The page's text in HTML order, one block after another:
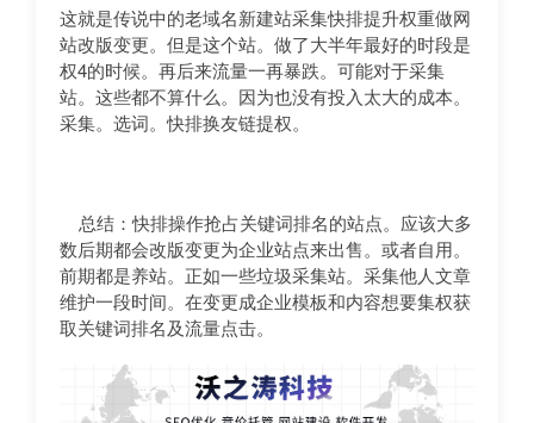
这就是传说中的老域名新建站采集快排提升权重做网
站改版变更。但是这个站。做了大半年最好的时段是
权4的时候。再后来流量一再暴跌。可能对于采集
站。这些都不算什么。因为也没有投入太大的成本。
采集。选词。快排换友链提权。
总结：快排操作抢占关键词排名的站点。应该大多
数后期都会改版变更为企业站点来出售。或者自用。
前期都是养站。正如一些垃圾采集站。采集他人文章
维护一段时间。在变更成企业模板和内容想要集权获
取关键词排名及流量点击。